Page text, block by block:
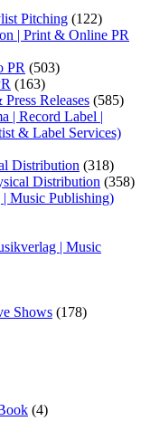
Pitching (122)
| Print & Online PR
PR (503)
(163)
Releases (585)
| Record Label |
& Label Services)
Distribution (318)
Distribution (358)
Music Publishing)
| Music
Shows (178)
(4)